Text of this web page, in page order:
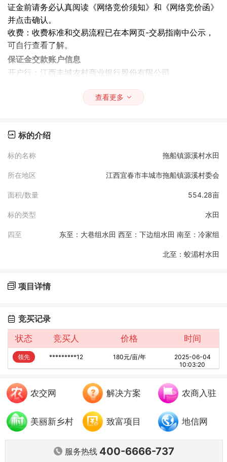
证金前请务必认真阅读《网络竞价须知》和《网络竞价函》
并点击确认。
收费：收费标准和交易流程已在本网页-交易指南中公示，
可自行查看了解。
保证金交款账户信息
开户行：江西丰城农村商业银行股份有限公司
账户名称：丰城市乡村振兴农村产权运营管理有限公司
资格后才能进行报价,价格不低于公布的底价
2、本次竞价的标的不可拆分，参入竞价的标的必须为全部
3、竞买方可以按报价原则多次报价，系统采集最高报价为
4、本次竞价方式为: 阶梯竞价 ，每次加价幅度为最小变动
单位(10.0元)的整倍数。
6、本次竞价结束前可查看其他客户报价。
7、成交价按照“时间优先,价格优先”的原则确定。报价最高
8、中标者需在3个工作日内完成中标订单的支付，因客户
9、对于未中标者的客户，农村产权交易中心会在竞拍结束
后7个工作日内将保证金按原路退还。
保证金不退还规则
1、违反相关规则，扰乱市场秩序的客户
2、竞价成功后逾期或者放弃支付尾款的客户。
4、哄抬价格，牟取暴利等行为。
附件信息
查看更多
标的介绍
标的名称 拖船镇源溪村水田
所在地区 江西宜春市丰城市拖船镇源溪村委会
面积/数量 554.28亩
标的类型 水田
四至 东至：大巷组水田 西至：下边组水田 南至：冷家组
北至：蛟湄村水田
项目详情
竞买记录
状态
竞买人 价格 时间
领先 *********12 180元/亩/年
2025-06-04
10:03:20
农交网 解决方案 农商入驻
美丽新乡村 致富项目 地信网
服务热线 400-6666-737